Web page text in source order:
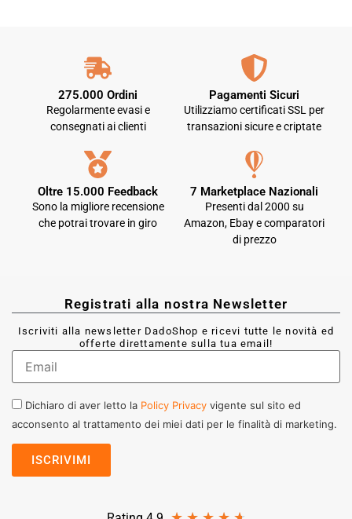
275.000 Ordini
Regolarmente evasi e
consegnati ai clienti
Pagamenti Sicuri
Utilizziamo certificati SSL per
transazioni sicure e criptate
Oltre 15.000 Feedback
Sono la migliore recensione
che potrai trovare in giro
7 Marketplace Nazionali
Presenti dal 2000 su
Amazon, Ebay e comparatori
di prezzo
Registrati alla nostra Newsletter
Iscriviti alla newsletter DadoShop e ricevi tutte le novità ed
offerte direttamente sulla tua email!
Dichiaro di aver letto la Policy Privacy vigente sul sito ed
acconsento al trattamento dei miei dati per le finalità di marketing.